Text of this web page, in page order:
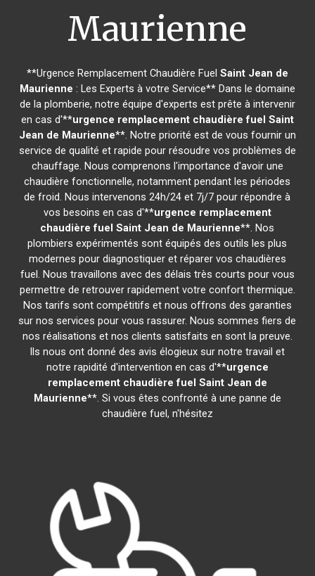
Maurienne
**Urgence Remplacement Chaudière Fuel Saint Jean de
Maurienne : Les Experts à votre Service** Dans le domaine
de la plomberie, notre équipe d'experts est prête à intervenir
en cas d'**urgence remplacement chaudière fuel Saint
Jean de Maurienne**. Notre priorité est de vous fournir un
service de qualité et rapide pour résoudre vos problèmes de
chauffage. Nous comprenons l'importance d'avoir une
chaudière fonctionnelle, notamment pendant les périodes
de froid. Nous intervenons 24h/24 et 7j/7 pour répondre à
vos besoins en cas d'**urgence remplacement
chaudière fuel Saint Jean de Maurienne**. Nos
plombiers expérimentés sont équipés des outils les plus
modernes pour diagnostiquer et réparer vos chaudières
fuel. Nous travaillons avec des délais très courts pour vous
permettre de retrouver rapidement votre confort thermique.
Nos tarifs sont compétitifs et nous offrons des garanties
sur nos services pour vous rassurer. Nous sommes fiers de
nos réalisations et nos clients satisfaits en sont la preuve.
Ils nous ont donné des avis élogieux sur notre travail et
notre rapidité d'intervention en cas d'**urgence
remplacement chaudière fuel Saint Jean de
Maurienne**. Si vous êtes confronté à une panne de
chaudière fuel, n'hésitez